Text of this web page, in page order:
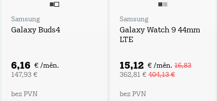
Samsung
Galaxy Buds4
6,16 € /mēn.
147,93 €
bez PVN
Samsung
Galaxy Watch 9 44mm
LTE
15,12 € /mēn. 16,83
362,81 € 404,13 €
bez PVN